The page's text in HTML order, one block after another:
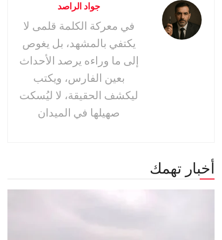
جواد الراصد
في معركة الكلمة قلمى لا
يكتفي بالمشهد، بل يغوص
إلى ما وراءه يرصد الأحداث
بعين الفارس، ويكتب
ليكشف الحقيقة، لا ليُسكت
صهيلها في الميدان
أخبار تهمك